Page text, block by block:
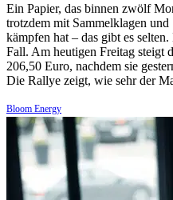
Ein Papier, das binnen zwölf
trotzdem mit Sammelklagen
kämpfen hat – das gibt es
Fall. Am heutigen Freitag steigt
206,50 Euro, nachdem sie
Die Rallye zeigt, wie sehr der
Bloom Energy